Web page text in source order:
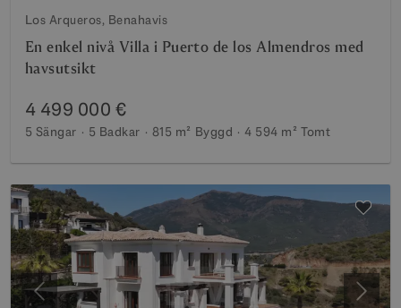
Los Arqueros, Benahavis
En enkel nivå Villa i Puerto de los Almendros med
havsutsikt
4 499 000 €
5 Sängar 5 Badkar 815 m² Byggd 4 594 m² Tomt
Föregående Nästa